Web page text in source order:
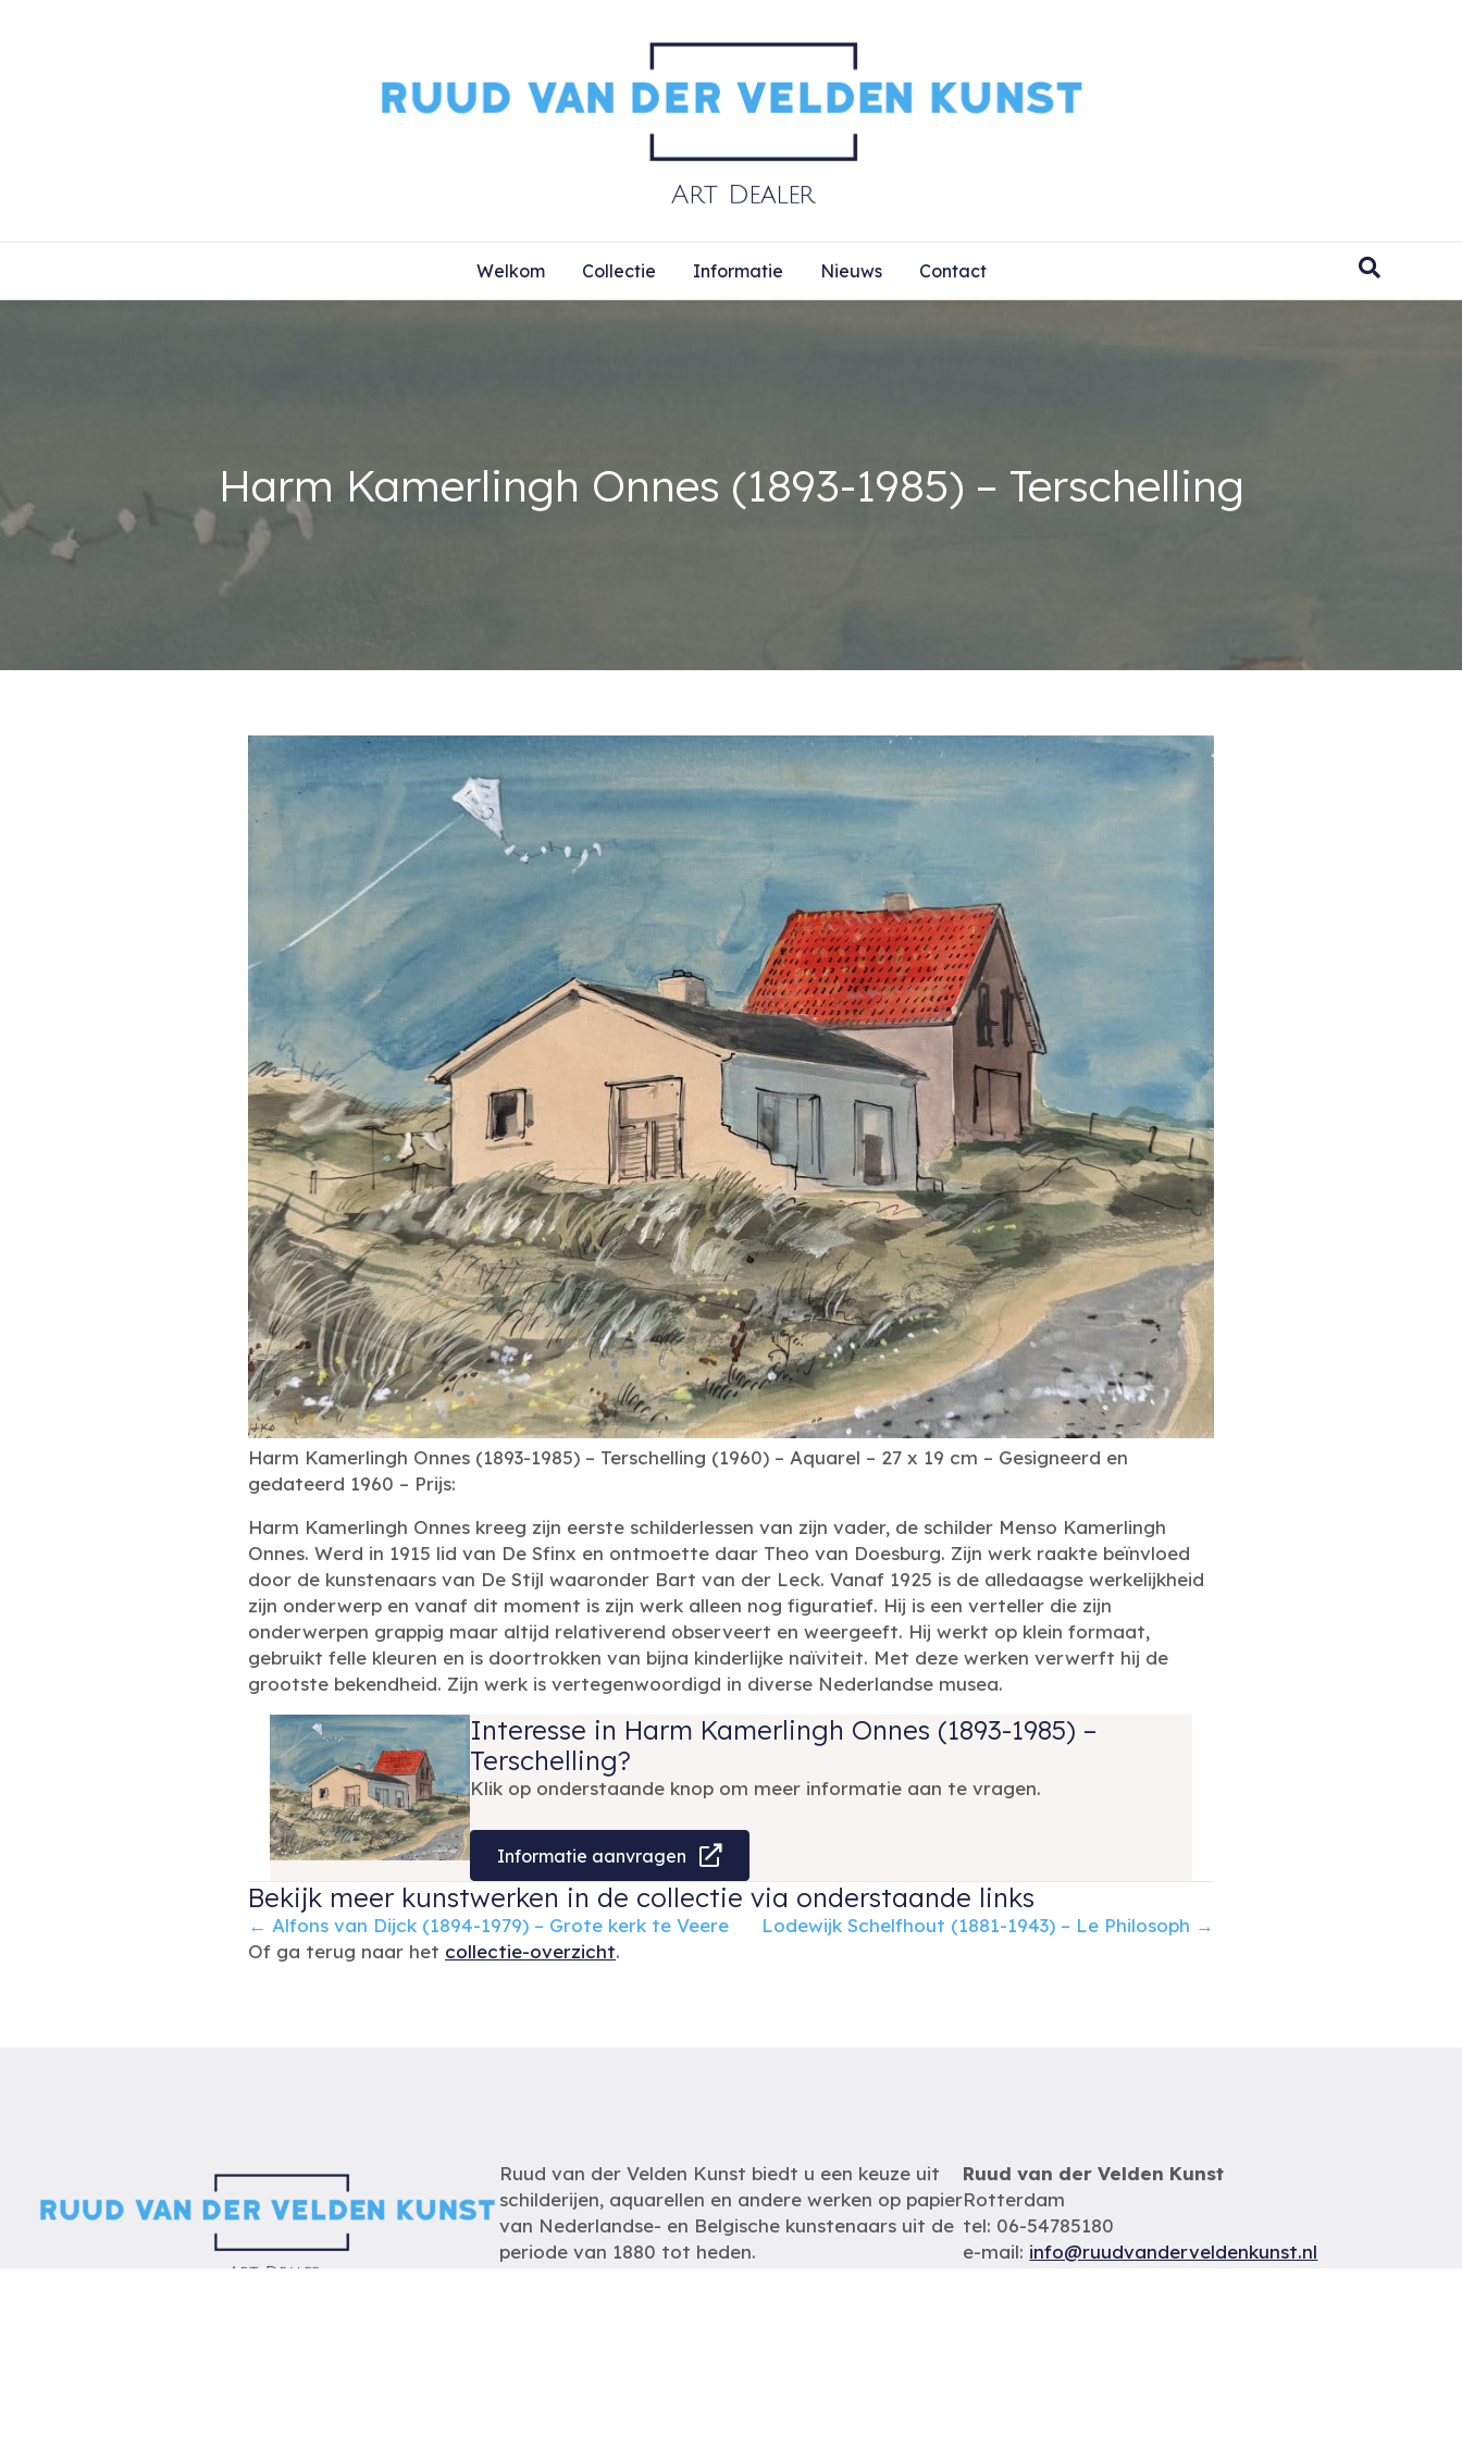
Welkom Collectie Informatie Nieuws Contact
Harm Kamerlingh Onnes (1893-1985) – Terschelling
Harm Kamerlingh Onnes (1893-1985) – Terschelling (1960) – Aquarel – 27 x 19 cm – Gesigneerd en
gedateerd 1960 – Prijs:
Harm Kamerlingh Onnes kreeg zijn eerste schilderlessen van zijn vader, de schilder Menso Kamerlingh
Onnes. Werd in 1915 lid van De Sfinx en ontmoette daar Theo van Doesburg. Zijn werk raakte beïnvloed
door de kunstenaars van De Stijl waaronder Bart van der Leck. Vanaf 1925 is de alledaagse werkelijkheid
zijn onderwerp en vanaf dit moment is zijn werk alleen nog figuratief. Hij is een verteller die zijn
onderwerpen grappig maar altijd relativerend observeert en weergeeft. Hij werkt op klein formaat,
gebruikt felle kleuren en is doortrokken van bijna kinderlijke naïviteit. Met deze werken verwerft hij de
grootste bekendheid. Zijn werk is vertegenwoordigd in diverse Nederlandse musea.
Interesse in Harm Kamerlingh Onnes (1893-1985) –
Terschelling?
Klik op onderstaande knop om meer informatie aan te vragen.
Informatie aanvragen
Bekijk meer kunstwerken in de collectie via onderstaande links
Posts
← Alfons van Dijck (1894-1979) – Grote kerk te Veere
Lodewijk Schelfhout (1881-1943) – Le Philosoph →
Of ga terug naar het collectie-overzicht.
Ruud van der Velden Kunst biedt u een keuze uit
schilderijen, aquarellen en andere werken op papier
van Nederlandse- en Belgische kunstenaars uit de
periode van 1880 tot heden.
Ruud van der Velden Kunst
Rotterdam
tel: 06-54785180
e-mail: info@ruudvanderveldenkunst.nl